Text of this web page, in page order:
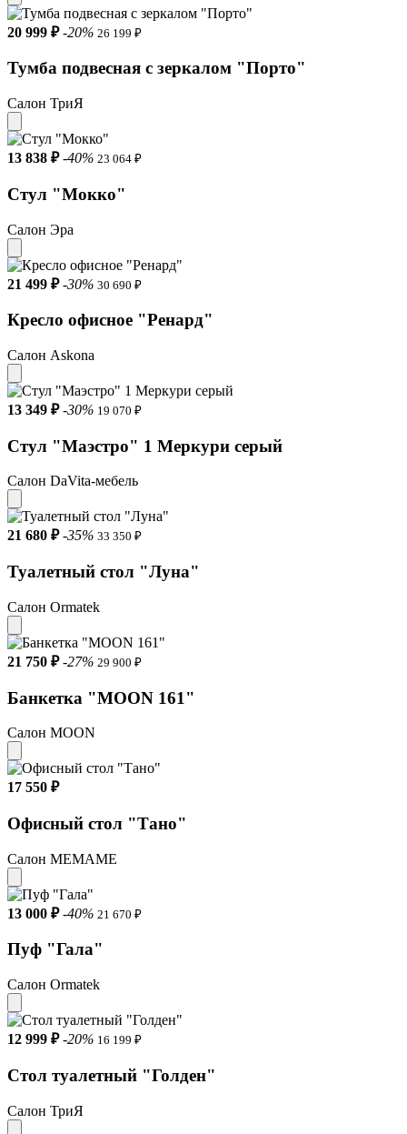
20 999 ₽ -20% 26 199 ₽
Тумба подвесная с зеркалом "Порто"
Салон ТриЯ
13 838 ₽ -40% 23 064 ₽
Стул "Мокко"
Салон Эра
21 499 ₽ -30% 30 690 ₽
Кресло офисное "Ренард"
Салон Askona
13 349 ₽ -30% 19 070 ₽
Стул "Маэстро" 1 Меркури серый
Салон DaVita-мебель
21 680 ₽ -35% 33 350 ₽
Туалетный стол "Луна"
Салон Ormatek
21 750 ₽ -27% 29 900 ₽
Банкетка "MOON 161"
Салон MOON
17 550 ₽
Офисный стол "Тано"
Салон МЕМАМЕ
13 000 ₽ -40% 21 670 ₽
Пуф "Гала"
Салон Ormatek
12 999 ₽ -20% 16 199 ₽
Стол туалетный "Голден"
Салон ТриЯ